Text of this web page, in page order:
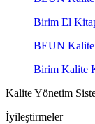
Birim El
BEUN Kalite
Birim Kalite
Kalite Yönetim
İyileştirmeler